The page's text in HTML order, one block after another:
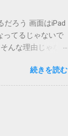
関係ありません
あります。いまの
ョンが古い場合は
れるかどうかのチ
ます。 使い方 メ
文字）で囲って指
す。 <extend>
の中の文字は、
だろう 画面はiPad
ってるじゃないで
んな理由じゃな
サイトをご覧く
やっている私でも
をしない人も出
みる人よりも、
ですけれど。 さ
続きを読む